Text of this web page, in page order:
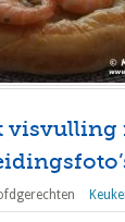
visvulling